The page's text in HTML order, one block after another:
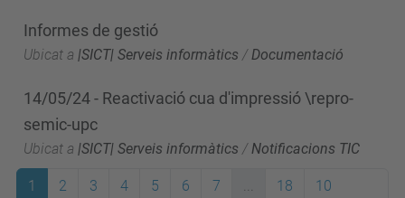
Informes de gestió
Ubicat a |SICT| Serveis informàtics / Documentació
14/05/24 - Reactivació cua d'impressió \repro-
semic-upc
Ubicat a |SICT| Serveis informàtics /Notificacions TIC
1 2 3 4 5 6 7 ... 18
10